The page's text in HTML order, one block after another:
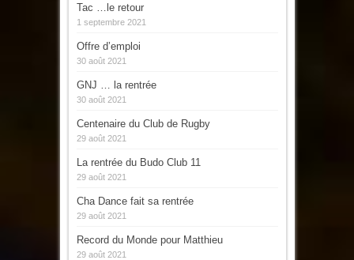
Tac …le retour
1 septembre 2021
Offre d’emploi
30 août 2021
GNJ … la rentrée
30 août 2021
Centenaire du Club de Rugby
29 août 2021
La rentrée du Budo Club 11
29 août 2021
Cha Dance fait sa rentrée
29 août 2021
Record du Monde pour Matthieu
29 août 2021